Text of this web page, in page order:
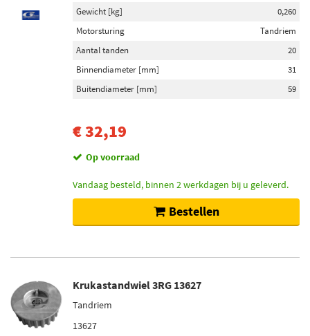
Gewicht [kg]
0,260
Motorsturing
Tandriem
Aantal tanden
20
Binnendiameter [mm]
31
Buitendiameter [mm]
59
€ 32,19
Op voorraad
Vandaag besteld, binnen 2 werkdagen bij u geleverd.
Bestellen
Krukastandwiel 3RG 13627
Tandriem
13627